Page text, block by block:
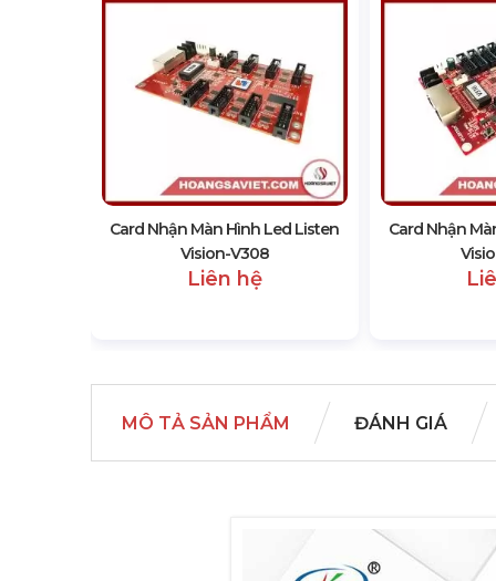
Card Nhận Màn Hình Led Listen
Vision-V308
Liên hệ
Card Nhận
MÔ TẢ SẢN PHẨM ĐÁNH GIÁ